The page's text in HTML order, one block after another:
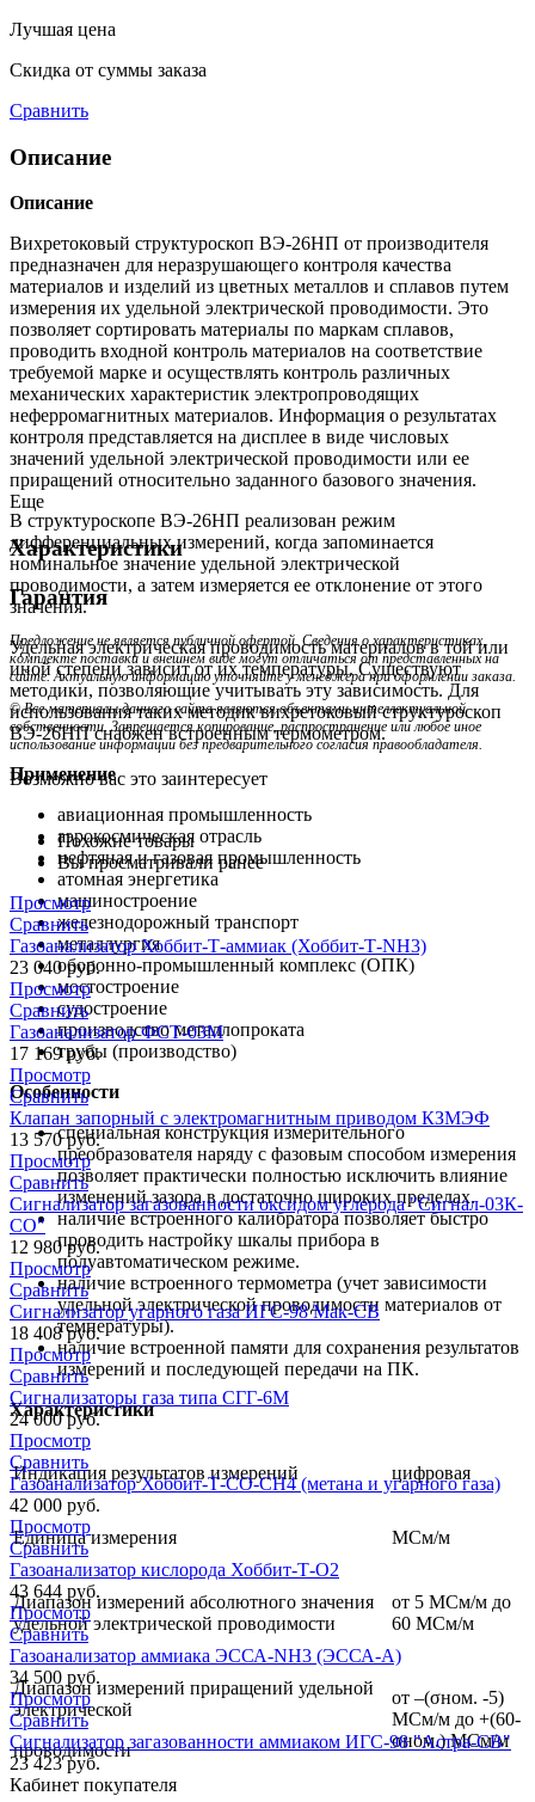
Лучшая цена
Скидка от суммы заказа
Сравнить
Описание
Описание
Вихретоковый структуроскоп ВЭ-26НП от производителя
предназначен для неразрушающего контроля качества
материалов и изделий из цветных металлов и сплавов путем
измерения их удельной электрической проводимости. Это
позволяет сортировать материалы по маркам сплавов,
проводить входной контроль материалов на соответствие
требуемой марке и осуществлять контроль различных
механических характеристик электропроводящих
неферромагнитных материалов. Информация о результатах
контроля представляется на дисплее в виде числовых
значений удельной электрической проводимости или ее
приращений относительно заданного базового значения.
В структуроскопе ВЭ-26НП реализован режим
дифференциальных измерений, когда запоминается
номинальное значение удельной электрической
проводимости, а затем измеряется ее отклонение от этого
значения.
Удельная электрическая проводимость материалов в той или
иной степени зависит от их температуры. Существуют
методики, позволяющие учитывать эту зависимость. Для
использования таких методик вихретоковый структуроскоп
ВЭ-26НП снабжен встроенным термометром.
Применение
авиационная промышленность
аэрокосмическая отрасль
нефтяная и газовая промышленность
атомная энергетика
машиностроение
железнодорожный транспорт
металлургия
оборонно-промышленный комплекс (ОПК)
мостостроение
судостроение
производство металлопроката
трубы (производство)
Особенности
специальная конструкция измерительного
преобразователя наряду с фазовым способом измерения
позволяет практически полностью исключить влияние
изменений зазора в достаточно широких пределах.
наличие встроенного калибратора позволяет быстро
проводить настройку шкалы прибора в
полуавтоматическом режиме.
наличие встроенного термометра (учет зависимости
удельной электрической проводимости материалов от
температуры).
наличие встроенной памяти для сохранения результатов
измерений и последующей передачи на ПК.
Характеристики
Индикация результатов измерений цифровая
Единица измерения МСм/м
Диапазон измерений абсолютного значения
удельной электрической проводимости
от 5 МСм/м до
60 МСм/м
Диапазон измерений приращений удельной
электрической
проводимости
от –(σном. -5)
МСм/м до +(60-
σном.) МСм/м
Еще
Характеристики
Гарантия
Предложение не является публичной офертой. Сведения о характеристиках,
комплекте поставки и внешнем виде могут отличаться от представленных на
сайте. Актуальную информацию уточняйте у менеджера при оформлении заказа.
© Все материалы данного сайта являются объектами интеллектуальной
собственности. Запрещается копирование, распространение или любое иное
использование информации без предварительного согласия правообладателя.
Возможно вас это заинтересует
Похожие товары
Вы просматривали ранее